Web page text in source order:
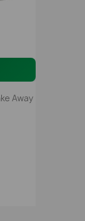
Away